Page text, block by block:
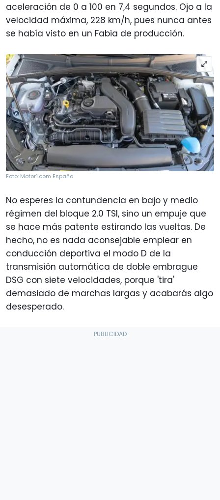
aceleración de 0 a 100 en 7,4 segundos. Ojo a la
velocidad máxima, 228 km/h, pues nunca antes
se había visto en un Fabia de producción.
Foto: Motor1.com España
No esperes la contundencia en bajo y medio
régimen del bloque 2.0 TSI, sino un empuje que
se hace más patente estirando las vueltas. De
hecho, no es nada aconsejable emplear en
conducción deportiva el modo D de la
transmisión automática de doble embrague
DSG con siete velocidades, porque 'tira'
demasiado de marchas largas y acabarás algo
desesperado.